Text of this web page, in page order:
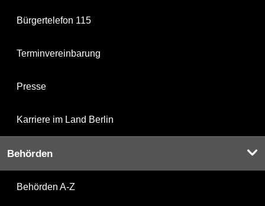
Bürgertelefon 115
Terminvereinbarung
Presse
Karriere im Land Berlin
Behörden
Behörden A-Z